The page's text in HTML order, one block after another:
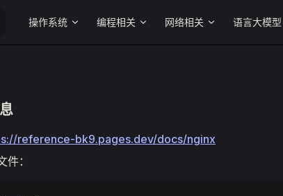
操作系统 编程相关 网络相关 语言大模型
reference-bk9.pages.dev/docs/nginx
：